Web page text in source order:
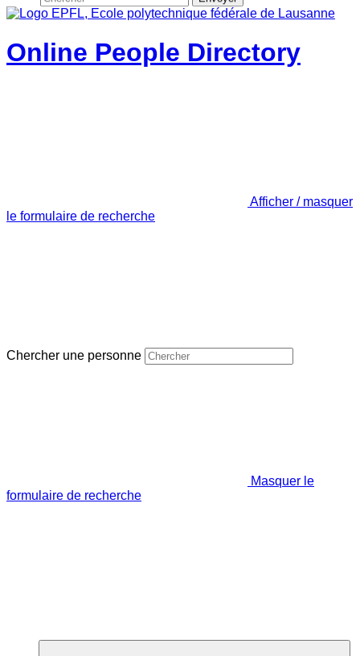
Online People Directory
Afficher / masquer
le formulaire de recherche
Chercher une personne
Masquer le
formulaire de recherche